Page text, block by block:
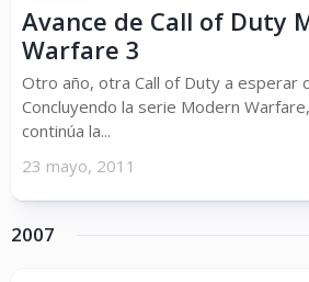
Avance de Call of Duty
Warfare 3
Otro año, otra Call of Duty a esperar
Concluyendo la serie Modern
continúa la...
23 mayo, 2011
2007